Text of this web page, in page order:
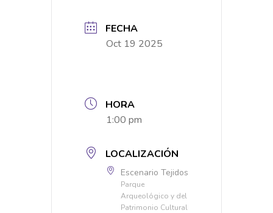
FECHA
Oct 19 2025
HORA
1:00 pm
LOCALIZACIÓN
Escenario Tejidos
Parque
Arqueológico y del
Patrimonio Cultural